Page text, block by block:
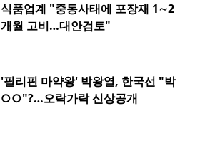
식품업계 "중동사태에 포장재 1∼2
개월 고비…대안검토"
'필리핀 마약왕' 박왕열, 한국선 "박
○○"?…오락가락 신상공개